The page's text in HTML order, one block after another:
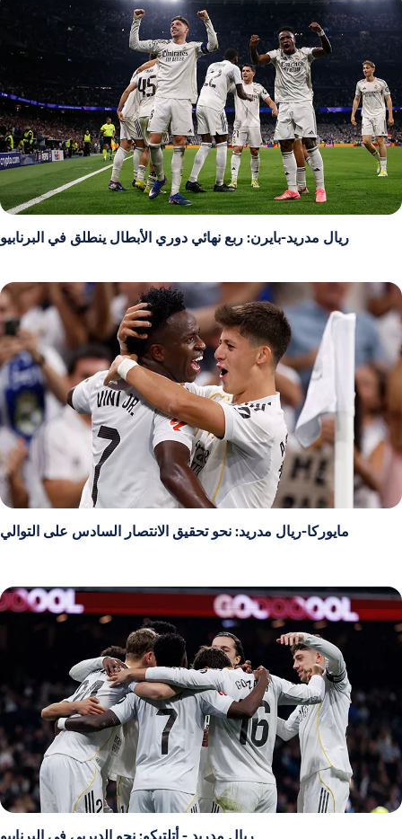
ريال مدريد-بايرن: ربع نهائي دوري الأبطال ينطلق في البرنابيو
مايوركا-ريال مدريد: نحو تحقيق الانتصار السادس على التوالي
ريال مدريد - أتلتيكو: نحو الديربي في البرنابيو